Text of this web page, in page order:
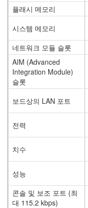
플래시 메모리
시스템 메모리
네트워크 모듈 슬롯
AIM (Advanced
Integration Module)
슬롯
보드상의 LAN 포트
전력
치수
성능
콘솔 및 보조 포트 (최
대 115.2 kbps)